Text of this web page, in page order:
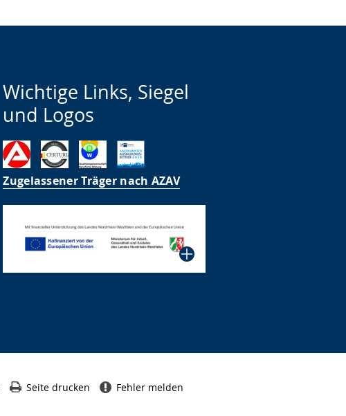
Wichtige Links, Siegel
und Logos
Zugelassener Träger nach AZAV
Seite drucken Fehler melden